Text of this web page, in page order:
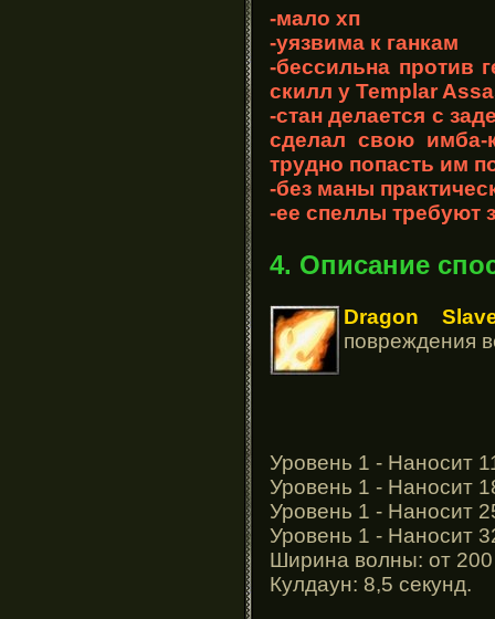
-мало хп
-уязвима к ганкам
-бессильна против
скилл у Templar
-стан делается с
сделал свою имба-
трудно попасть им
-без маны
-ее спеллы требуют
4. Описание
Dragon
повреждения
Уровень 1 - Наносит
Уровень 1 - Наносит
Уровень 1 - Наносит
Уровень 1 - Наносит
Ширина волны: от 200
Кулдаун: 8,5 секунд.